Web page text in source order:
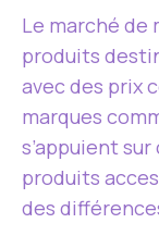
Le marché de
produits
avec des prix
marques
s’appuient
produits
des